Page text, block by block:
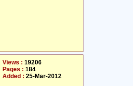
Views : 19206
Pages : 184
Added : 25-Mar-2012